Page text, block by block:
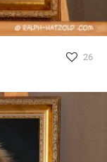
26